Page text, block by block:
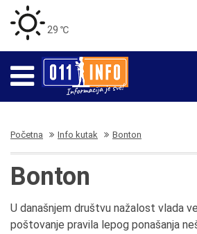
29 ℃
Početna Info kutak Bonton
Bonton
U današnjem društvu nažalost vlada
poštovanje pravila lepog ponašanja